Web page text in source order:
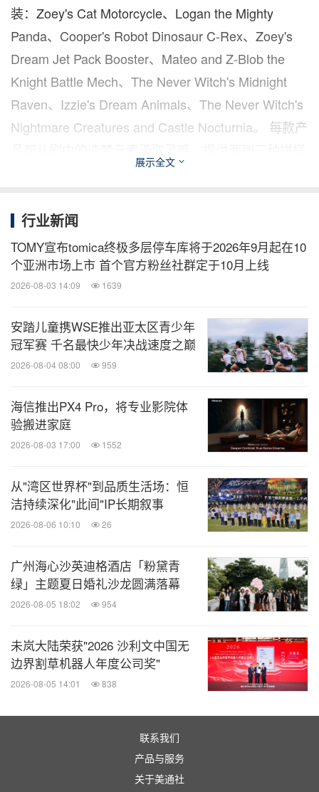
装：Zoey's Cat Motorcycle、Logan the Mighty
Panda、Cooper's Robot Dinosaur C-Rex、Zoey's
Dream Jet Pack Booster、Mateo and Z-Blob the
Knight Battle Mech、The Never Witch's Midnight
Raven、Izzie's Dream Animals、The Never Witch's
Nightmare Creatures and Castle Nocturnia。 每款产
方式以及故事引导的拼搭说明，鼓励小小梦想家们在
活中实现造梦。
这些套装现已在LEGO专卖店、LEGO.com/DREAMZ
zz以及全球部分指定零售商处发售。
第二季的最新剧集（第二部分）将于9月6日起在
LEG
O YouTube、LEGO.com以及各大流媒体平台播出。
第一季和第二季的前10集（第一部分）现已登陆
LEGO YouTube。
为庆祝全新产品和剧集的发布，The LEGO Group将
Street Mall）店举办"Night Bureau Adventure"活动。
届时，这家最大的LEGO店将变身为迷人的梦境世
界，仅此一天。参与者将有机会与他们最爱的LEGO
DREAMZzz角色——追梦人Mateo面对面交流，这也
是Mateo的首次线下见面会暨新闻发布会。 在Cerim
Manovi的带领下，孩子们将有机会学习"造梦"技巧，
木拼搭挑战。
免责声明："造梦"相关信息仅供一般参考，不可替代
专业的医疗建议。
日期间，Opinium代表The LEGO Group
岁的儿童及其父母进行了独立调查，这些市场包括：英国和爱尔兰
展示全文
行业新闻
TOMY宣布tomica终极多层停车库将于2026年9月起在10
个亚洲市场上市 首个官方粉丝社群定于10月上线
2026-08-03 14:09 1639
安踏儿童携WSE推出亚太区青少年
冠军赛 千名最快少年决战速度之巅
2026-08-04 08:00 959
海信推出PX4 Pro，将专业影院体
验搬进家庭
2026-08-03 17:00 1552
从"湾区世界杯"到品质生活场：恒
洁持续深化"此间"IP长期叙事
2026-08-06 10:10 26
广州海心沙英迪格酒店「粉黛青
绿」主题夏日婚礼沙龙圆满落幕
2026-08-05 18:02 954
未岚大陆荣获"2026 沙利文中国无
边界割草机器人年度公司奖"
2026-08-05 14:01 838
联系我们
产品与服务
关于美通社